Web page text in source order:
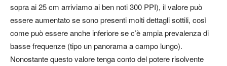
sopra ai 25 cm arriviamo ai ben noti 300 PPI), il valore può
essere aumentato se sono presenti molti dettagli sottili, così
come può essere anche inferiore se c’è ampia prevalenza di
basse frequenze (tipo un panorama a campo lungo).
Nonostante questo valore tenga conto del potere risolvente